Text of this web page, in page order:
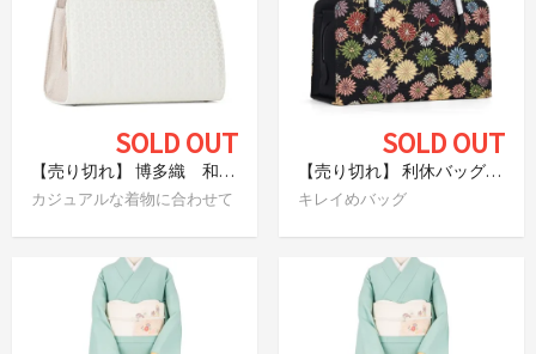
SOLD OUT
【売り切れ】 博多織 和装バッグ 白雪
カジュアルな着物に合わせて
SOLD OUT
【売り切れ】 利休バッグ 菊花
キレイめバッグ